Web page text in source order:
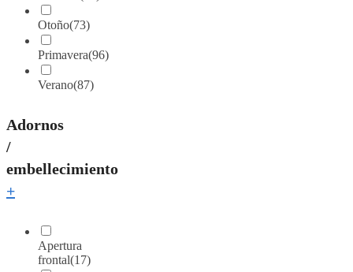
Otoño(73)
Primavera(96)
Verano(87)
Adornos
/
embellecimiento
+
Apertura
frontal(17)